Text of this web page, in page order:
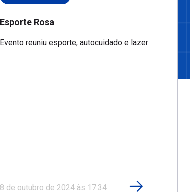
Esporte Rosa
Evento reuniu esporte, autocuidado e lazer
8 de outubro de 2024 às 17:34